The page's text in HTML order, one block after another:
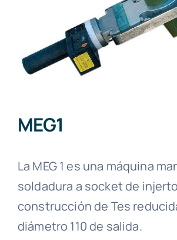
MEG1
La MEG 1 es una máquina
soldadura a socket de
construcción de Tes
diámetro 110 de salida.